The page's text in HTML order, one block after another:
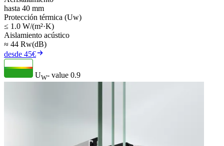
hasta 40 mm
Protección térmica (Uw)
≤ 1.0 W/(m²·K)
Aislamiento acústico
≈ 44 Rw(dB)
desde 45€
UW- value 0.9